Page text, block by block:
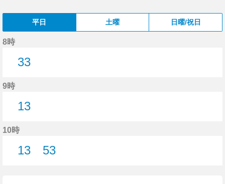
平日 土曜 日曜/祝日
8時
33
9時
13
10時
13
53